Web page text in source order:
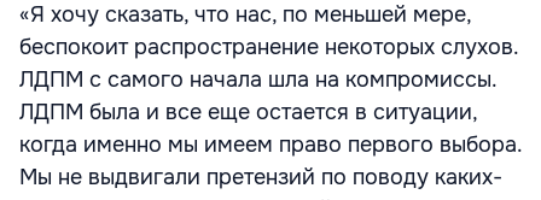
«Я хочу сказать, что нас, по меньшей мере,
беспокоит распространение некоторых слухов.
ЛДПМ с самого начала шла на компромиссы.
ЛДПМ была и все еще остается в ситуации,
когда именно мы имеем право первого выбора.
Мы не выдвигали претензий по поводу каких-